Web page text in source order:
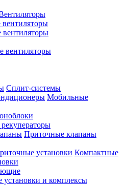
вентиляторы
Сплит-системы
Мобильные
Приточные клапаны
Компактные
и комплексы